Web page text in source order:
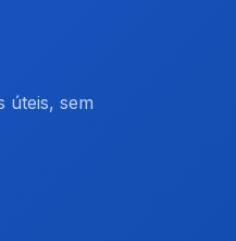
úteis, sem